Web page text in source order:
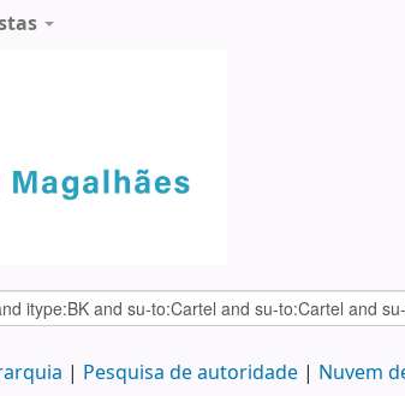
Pesquisa de autoridade Nuvem